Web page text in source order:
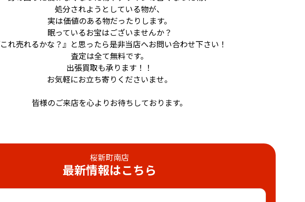
処分されようとしている物が、
実は価値のある物だったりします。
眠っているお宝はございませんか？
これ売れるかな？』と思ったら是非当店へお問い合わせ下さい！
査定は全て無料です。
出張買取も承ります！！
お気軽にお立ち寄りくださいませ。
皆様のご来店を心よりお待ちしております。
桜新町南店
最新情報はこちら